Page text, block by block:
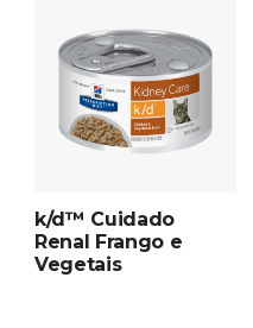
k/d™ Cuidado
Renal Frango e
Vegetais